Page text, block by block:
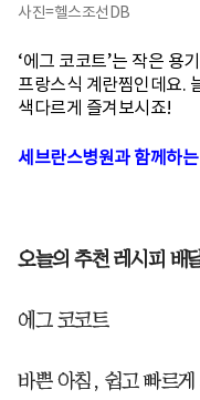
사진=헬스조선DB
‘에그 코코트’는 작은 용
프랑스식 계란찜인데요.
색다르게 즐겨보시죠!
세브란스병원과 함께하
오늘의 추천 레시피 배
에그 코코트
바쁜 아침, 쉽고 빠르